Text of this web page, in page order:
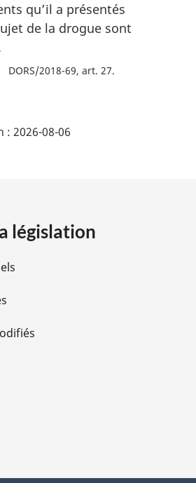
qu’il a présentés
de la drogue sont
DORS/2018-69, art. 27
: 2026-08-06
législation